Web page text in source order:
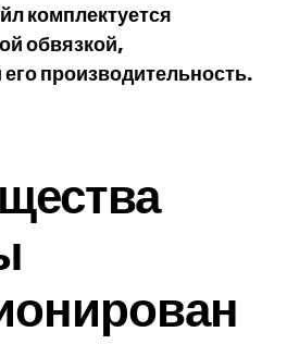
комплектуется
обвязкой,
производительность.